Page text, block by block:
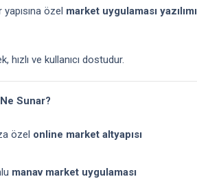
özel market uygulaması yazılımı
ve kullanıcı dostudur.
Sunar?
özel online market altyapısı
manav market uygulaması